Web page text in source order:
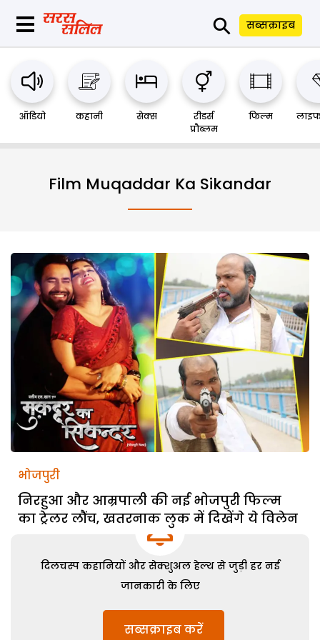
⚲ सब्सक्राइब
ऑडियो कहानी सेक्स
रीडर्स
प्रौब्लम
फिल्म
Film Muqaddar Ka Sikandar
भोजपुरी
निरहुआ और आम्रपाली की नई भोजपुरी फिल्म
का ट्रेलर लौंच, खतरनाक लुक में दिखेंगे ये विलेन
दिलचस्प कहानियों और सेक्शुअल हेल्थ से जुड़ी हर नई
जानकारी के लिए
सब्सक्राइब करें